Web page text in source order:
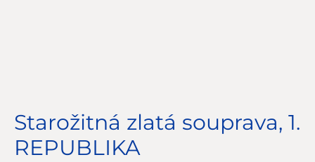
Starožitná zlatá souprava, 1.
REPUBLIKA